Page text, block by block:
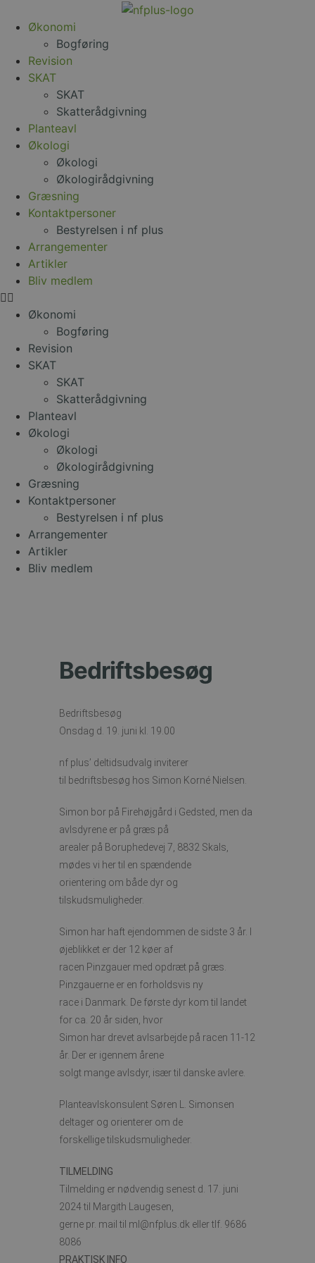
Økonomi
Bogføring
Revision
SKAT
SKAT
Skatterådgivning
Planteavl
Økologi
Økologi
Økologirådgivning
Græsning
Kontaktpersoner
Bestyrelsen i nf plus
Arrangementer
Artikler
Bliv medlem
Økonomi
Bogføring
Revision
SKAT
SKAT
Skatterådgivning
Planteavl
Økologi
Økologi
Økologirådgivning
Græsning
Kontaktpersoner
Bestyrelsen i nf plus
Arrangementer
Artikler
Bliv medlem
Bedriftsbesøg
Bedriftsbesøg
Onsdag d. 19. juni kl. 19.00
nf plus’ deltidsudvalg inviterer
til bedriftsbesøg hos Simon Korné Nielsen.
Simon bor på Firehøjgård i Gedsted, men da
avlsdyrene er på græs på
arealer på Boruphedevej 7, 8832 Skals,
mødes vi her til en spændende
orientering om både dyr og
tilskudsmuligheder.
Simon har haft ejendommen de sidste 3 år. I
øjeblikket er der 12 køer af
racen Pinzgauer med opdræt på græs.
Pinzgauerne er en forholdsvis ny
race i Danmark. De første dyr kom til landet
for ca. 20 år siden, hvor
Simon har drevet avlsarbejde på racen 11-12
år. Der er igennem årene
solgt mange avlsdyr, især til danske avlere.
Planteavlskonsulent Søren L. Simonsen
deltager og orienterer om de
forskellige tilskudsmuligheder.
TILMELDING
Tilmelding er nødvendig senest d. 17. juni
2024 til Margith Laugesen,
gerne pr. mail til ml@nfplus.dk eller tlf. 9686
8086
PRAKTISK INFO